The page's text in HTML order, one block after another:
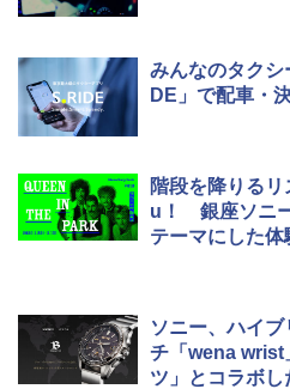
みんなのタクシ
DE」で配車・
階段を降りる
u！ 銀座ソニ
テーマにした
ソニー、ハイ
チ「wena wrist
ツ」とコラボ